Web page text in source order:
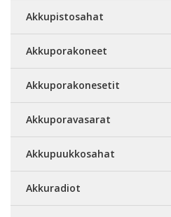
Akkupistosahat
Akkuporakoneet
Akkuporakonesetit
Akkuporavasarat
Akkupuukkosahat
Akkuradiot